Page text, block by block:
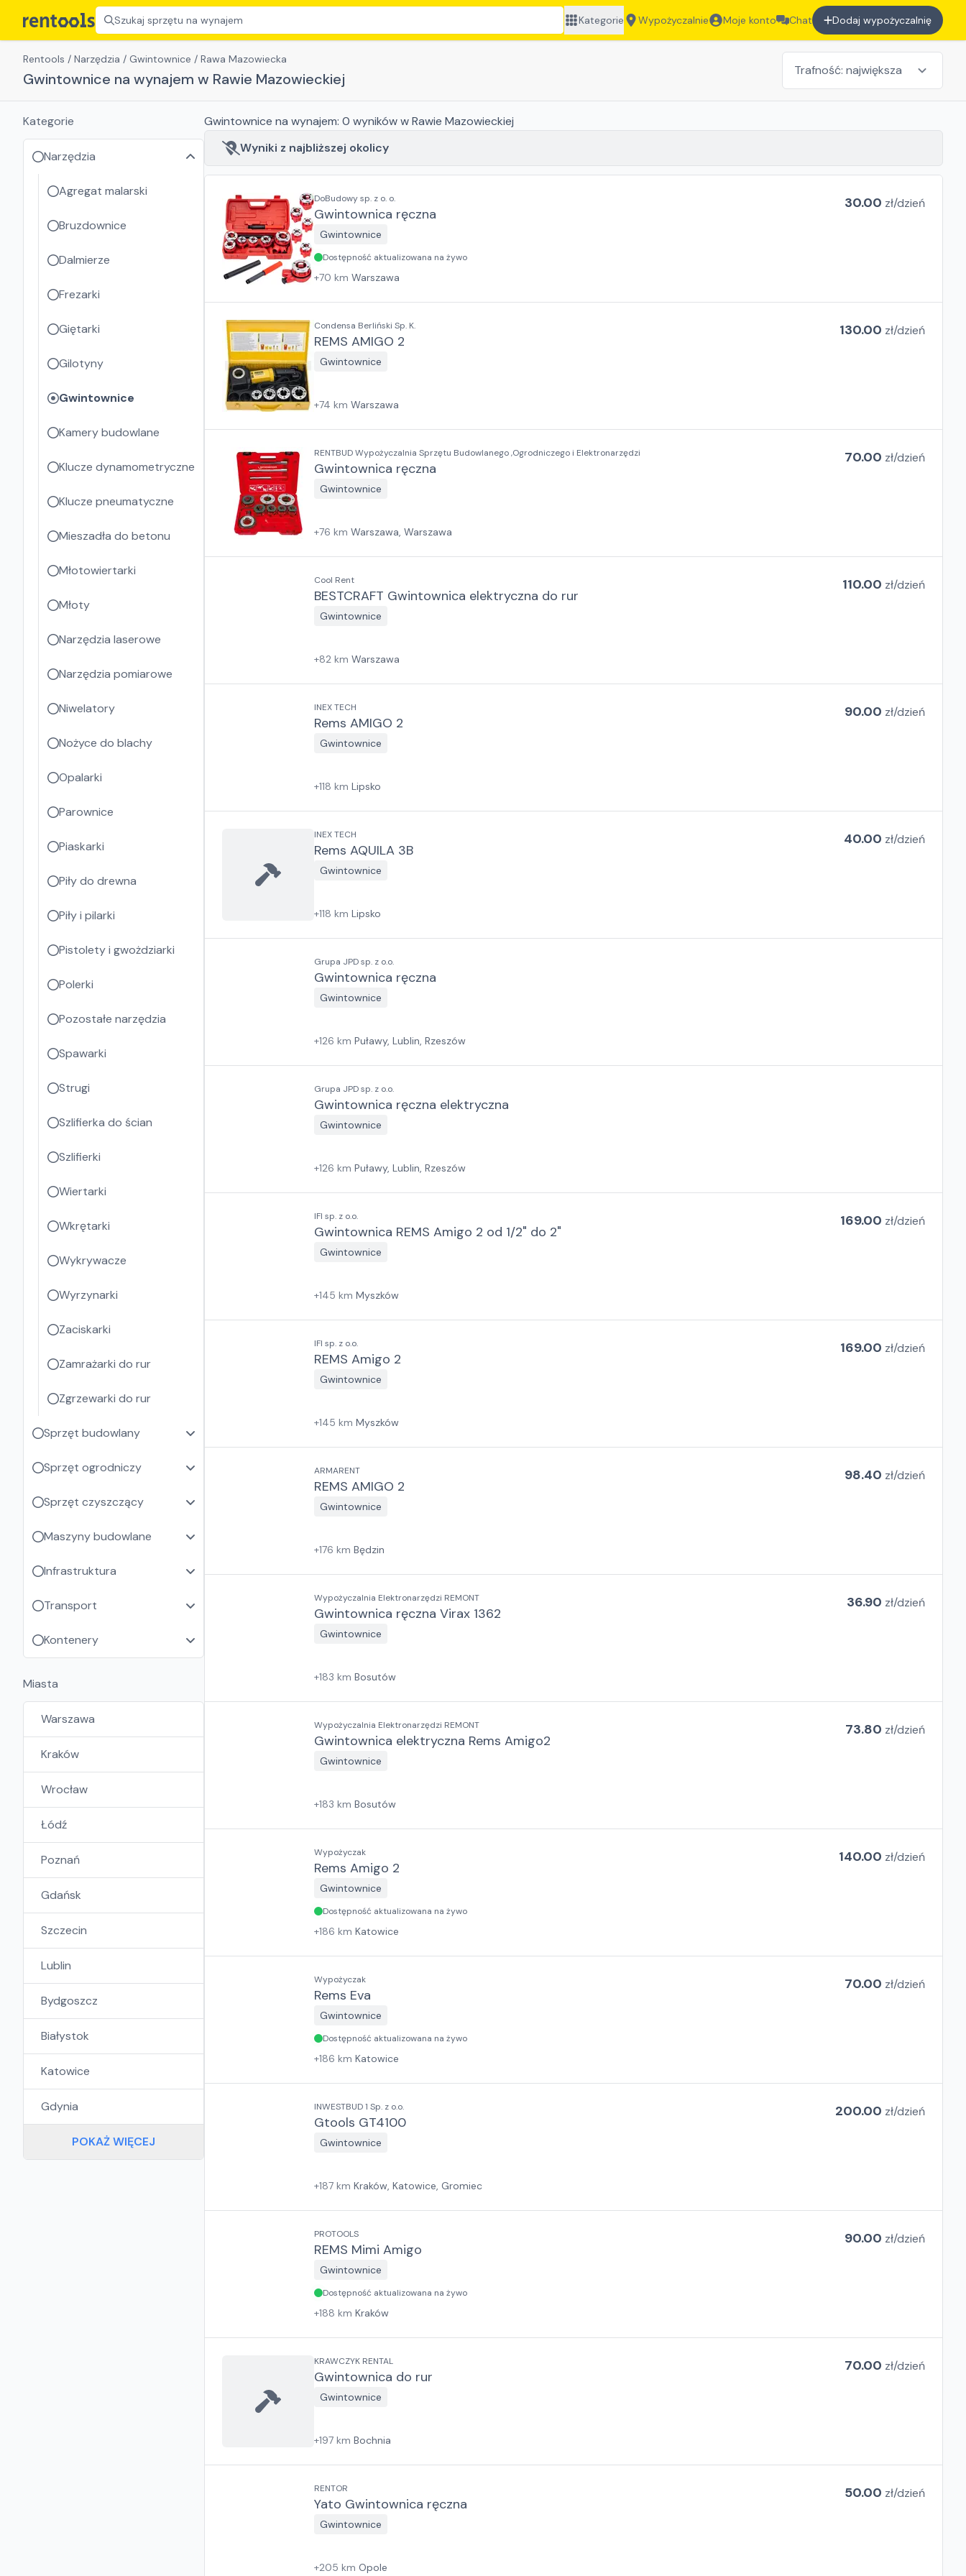
Szukaj sprzętu na wynajem Kategorie Wypożyczalnie Moje konto Chat Dodaj wypożyczalnię
Rentools / Narzędzia / Gwintownice / Rawa Mazowiecka
Gwintownice na wynajem w Rawie Mazowieckiej
Gwintownice na wynajem: 0 wynikóww Rawie Mazowieckiej
Wyniki z najbliższej okolicy
DoBudowy sp. z o. o.
Gwintownica ręczna
Gwintownice
30.00 zł/dzień
Dostępność aktualizowana na żywo
+70 km Warszawa
Condensa Berliński Sp. K.
REMS AMIGO 2
Gwintownice
130.00 zł/dzień
+74 km Warszawa
RENTBUD Wypożyczalnia Sprzętu Budowlanego ,Ogrodniczego i Elektronarzędzi
Gwintownica ręczna
Gwintownice
70.00 zł/dzień
+76 km Warszawa, Warszawa
Cool Rent
BESTCRAFT Gwintownica elektryczna do rur
Gwintownice
110.00 zł/dzień
+82 km Warszawa
INEX TECH
Rems AMIGO 2
Gwintownice
90.00 zł/dzień
+118 km Lipsko
INEX TECH
Rems AQUILA 3B
Gwintownice
40.00 zł/dzień
+118 km Lipsko
Grupa JPD sp. z o.o.
Gwintownica ręczna
Gwintownice
+126 km Puławy, Lublin, Rzeszów
Grupa JPD sp. z o.o.
Gwintownica ręczna elektryczna
Gwintownice
+126 km Puławy, Lublin, Rzeszów
IFI sp. z o.o.
Gwintownica REMS Amigo 2 od 1/2" do 2"
Gwintownice
169.00 zł/dzień
+145 km Myszków
IFI sp. z o.o.
REMS Amigo 2
Gwintownice
169.00 zł/dzień
+145 km Myszków
ARMARENT
REMS AMIGO 2
Gwintownice
98.40 zł/dzień
+176 km Będzin
Wypożyczalnia Elektronarzędzi REMONT
Gwintownica ręczna Virax 1362
Gwintownice
36.90 zł/dzień
+183 km Bosutów
Wypożyczalnia Elektronarzędzi REMONT
Gwintownica elektryczna Rems Amigo2
Gwintownice
73.80 zł/dzień
+183 km Bosutów
Wypożyczak
Rems Amigo 2
Gwintownice
140.00 zł/dzień
Dostępność aktualizowana na żywo
+186 km Katowice
Wypożyczak
Rems Eva
Gwintownice
70.00 zł/dzień
Dostępność aktualizowana na żywo
+186 km Katowice
INWESTBUD 1 Sp. z o.o.
Gtools GT4100
Gwintownice
200.00 zł/dzień
+187 km Kraków, Katowice, Gromiec
PROTOOLS
REMS Mimi Amigo
Gwintownice
90.00 zł/dzień
Dostępność aktualizowana na żywo
+188 km Kraków
KRAWCZYK RENTAL
Gwintownica do rur
Gwintownice
70.00 zł/dzień
+197 km Bochnia
RENTOR
Yato Gwintownica ręczna
Gwintownice
50.00 zł/dzień
+205 km Opole
Kategorie
Narzędzia
Agregat malarski
Bruzdownice
Dalmierze
Frezarki
Giętarki
Gilotyny
Gwintownice
Kamery budowlane
Klucze dynamometryczne
Klucze pneumatyczne
Mieszadła do betonu
Młotowiertarki
Młoty
Narzędzia laserowe
Narzędzia pomiarowe
Niwelatory
Nożyce do blachy
Opalarki
Parownice
Piaskarki
Piły do drewna
Piły i pilarki
Pistolety i gwożdziarki
Polerki
Pozostałe narzędzia
Spawarki
Strugi
Szlifierka do ścian
Szlifierki
Wiertarki
Wkrętarki
Wykrywacze
Wyrzynarki
Zaciskarki
Zamrażarki do rur
Zgrzewarki do rur
Sprzęt budowlany
Sprzęt ogrodniczy
Sprzęt czyszczący
Maszyny budowlane
Infrastruktura
Transport
Kontenery
Miasta
Warszawa
Kraków
Wrocław
Łódź
Poznań
Gdańsk
Szczecin
Lublin
Bydgoszcz
Białystok
Katowice
Gdynia
POKAŻ WIĘCEJ